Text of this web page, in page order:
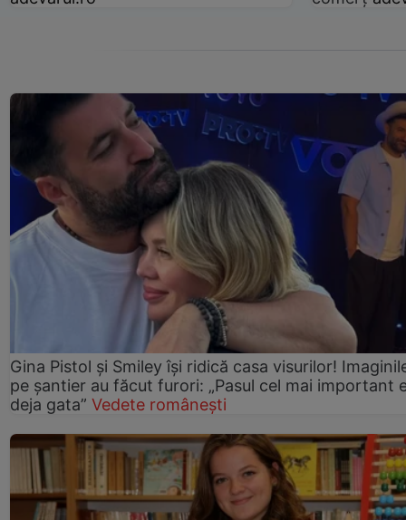
Gina Pistol și Smiley își ridică casa visurilor!
pe șantier au făcut furori: „Pasul cel mai important
deja gata” Vedete românești